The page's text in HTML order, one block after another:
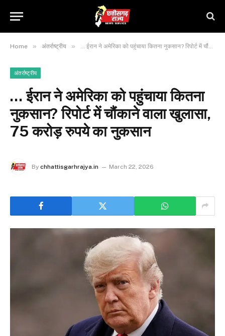
Home » अंतर्राष्ट्रीय » … ईरान ने अमेरिका को पहुंचाया कितना नुकसान? रिपोर्ट में चौंकाने वाला खुलासा, 75 करोड़ रुपये का नुकसान
अंतर्राष्ट्रीय
… ईरान ने अमेरिका को पहुंचाया कितना
नुकसान? रिपोर्ट में चौंकाने वाला खुलासा,
75 करोड़ रुपये का नुकसान
By chhattisgarhrajya.in March 22, 2026